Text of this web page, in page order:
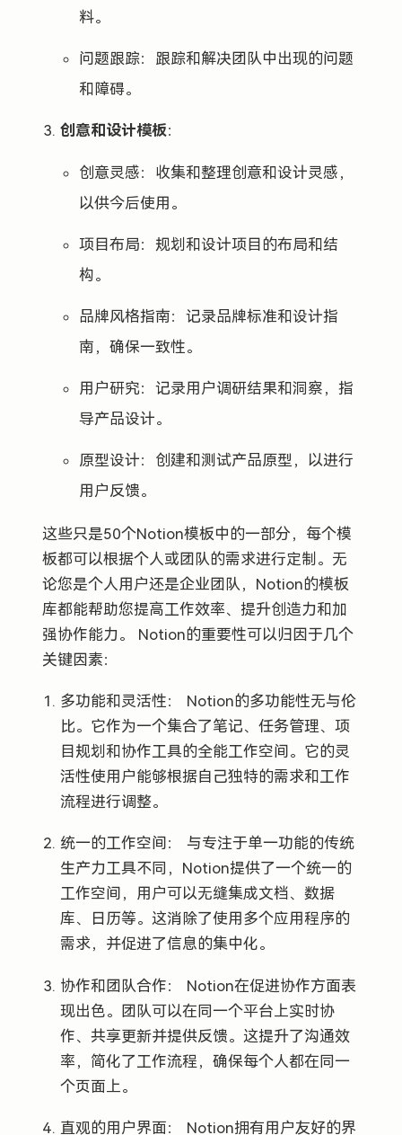
料。
问题跟踪：跟踪和解决团队中出现的问题
和障碍。
创意和设计模板：
创意灵感：收集和整理创意和设计灵感，
以供今后使用。
项目布局：规划和设计项目的布局和结
构。
品牌风格指南：记录品牌标准和设计指
南，确保一致性。
用户研究：记录用户调研结果和洞察，指
导产品设计。
原型设计：创建和测试产品原型，以进行
用户反馈。
这些只是50个Notion模板中的一部分，每个模
板都可以根据个人或团队的需求进行定制。无
论您是个人用户还是企业团队，Notion的模板
库都能帮助您提高工作效率、提升创造力和加
强协作能力。 Notion的重要性可以归因于几个
关键因素：
多功能和灵活性： Notion的多功能性无与伦
比。它作为一个集合了笔记、任务管理、项
目规划和协作工具的全能工作空间。它的灵
活性使用户能够根据自己独特的需求和工作
流程进行调整。
统一的工作空间： 与专注于单一功能的传统
生产力工具不同，Notion提供了一个统一的
工作空间，用户可以无缝集成文档、数据
库、日历等。这消除了使用多个应用程序的
需求，并促进了信息的集中化。
协作和团队合作： Notion在促进协作方面表
现出色。团队可以在同一个平台上实时协
作、共享更新并提供反馈。这提升了沟通效
率，简化了工作流程，确保每个人都在同一
个页面上。
直观的用户界面： Notion拥有用户友好的界